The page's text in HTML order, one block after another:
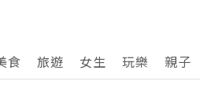
食 旅遊 女生 玩樂 親子